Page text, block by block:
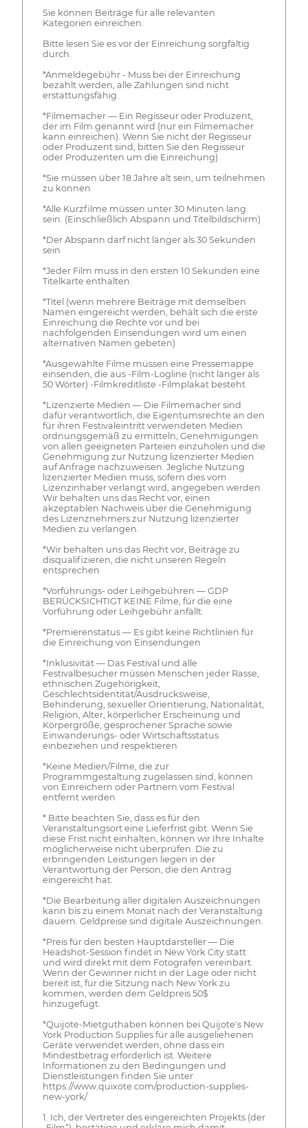
Sie können Beiträge für alle relevanten
Kategorien einreichen.
Bitte lesen Sie es vor der Einreichung sorgfältig
durch.
*Anmeldegebühr - Muss bei der Einreichung
bezahlt werden, alle Zahlungen sind nicht
erstattungsfähig.
*Filmemacher — Ein Regisseur oder Produzent,
der im Film genannt wird (nur ein Filmemacher
kann einreichen). Wenn Sie nicht der Regisseur
oder Produzent sind, bitten Sie den Regisseur
oder Produzenten um die Einreichung)
*Sie müssen über 18 Jahre alt sein, um teilnehmen
zu können
*Alle Kurzfilme müssen unter 30 Minuten lang
sein. (Einschließlich Abspann und Titelbildschirm)
*Der Abspann darf nicht länger als 30 Sekunden
sein
*Jeder Film muss in den ersten 10 Sekunden eine
Titelkarte enthalten.
*Titel (wenn mehrere Beiträge mit demselben
Namen eingereicht werden, behält sich die erste
Einreichung die Rechte vor und bei
nachfolgenden Einsendungen wird um einen
alternativen Namen gebeten)
*Ausgewählte Filme müssen eine Pressemappe
einsenden, die aus -Film-Logline (nicht länger als
50 Wörter) -Filmkreditliste -Filmplakat besteht
*Lizenzierte Medien — Die Filmemacher sind
dafür verantwortlich, die Eigentumsrechte an den
für ihren Festivaleintritt verwendeten Medien
ordnungsgemäß zu ermitteln, Genehmigungen
von allen geeigneten Parteien einzuholen und die
Genehmigung zur Nutzung lizenzierter Medien
auf Anfrage nachzuweisen. Jegliche Nutzung
lizenzierter Medien muss, sofern dies vom
Lizenzinhaber verlangt wird, angegeben werden.
Wir behalten uns das Recht vor, einen
akzeptablen Nachweis über die Genehmigung
des Lizenznehmers zur Nutzung lizenzierter
Medien zu verlangen.
*Wir behalten uns das Recht vor, Beiträge zu
disqualifizieren, die nicht unseren Regeln
entsprechen
*Vorführungs- oder Leihgebühren — GDP
BERÜCKSICHTIGT KEINE Filme, für die eine
Vorführung oder Leihgebühr anfällt.
*Premierenstatus — Es gibt keine Richtlinien für
die Einreichung von Einsendungen
*Inklusivität — Das Festival und alle
Festivalbesucher müssen Menschen jeder Rasse,
ethnischen Zugehörigkeit,
Geschlechtsidentität/Ausdrucksweise,
Behinderung, sexueller Orientierung, Nationalität,
Religion, Alter, körperlicher Erscheinung und
Körpergröße, gesprochener Sprache sowie
Einwanderungs- oder Wirtschaftsstatus
einbeziehen und respektieren
*Keine Medien/Filme, die zur
Programmgestaltung zugelassen sind, können
von Einreichern oder Partnern vom Festival
entfernt werden
* Bitte beachten Sie, dass es für den
Veranstaltungsort eine Lieferfrist gibt. Wenn Sie
diese Frist nicht einhalten, können wir Ihre Inhalte
möglicherweise nicht überprüfen. Die zu
erbringenden Leistungen liegen in der
Verantwortung der Person, die den Antrag
eingereicht hat.
*Die Bearbeitung aller digitalen Auszeichnungen
kann bis zu einem Monat nach der Veranstaltung
dauern. Geldpreise sind digitale Auszeichnungen.
*Preis für den besten Hauptdarsteller — Die
Headshot-Session findet in New York City statt
und wird direkt mit dem Fotografen vereinbart.
Wenn der Gewinner nicht in der Lage oder nicht
bereit ist, für die Sitzung nach New York zu
kommen, werden dem Geldpreis 50$
hinzugefügt.
*Quijote-Mietguthaben können bei Quijote's New
York Production Supplies für alle ausgeliehenen
Geräte verwendet werden, ohne dass ein
Mindestbetrag erforderlich ist. Weitere
Informationen zu den Bedingungen und
Dienstleistungen finden Sie unter
https://www.quixote.com/production-supplies-
new-york/
1. Ich, der Vertreter des eingereichten Projekts (der